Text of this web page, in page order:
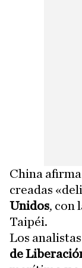
China
creadas
Unidos, con
Taipéi.
Los
de